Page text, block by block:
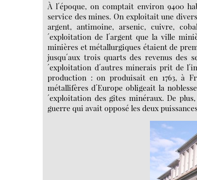
À l´époque, on comptait environ 9400
service des mines. On exploitait une
argent, antimoine, arsenic, cuivre,
´exploitation de l´argent que la ville
minières et métallurgiques étaient de
jusqu´aux trois quarts des revenus des
´exploitation d´autres minerais prit de
production : on produisait en 1763, à
métallifères d´Europe obligeait la
´exploitation des gîtes minéraux. De
guerre qui avait opposé les deux